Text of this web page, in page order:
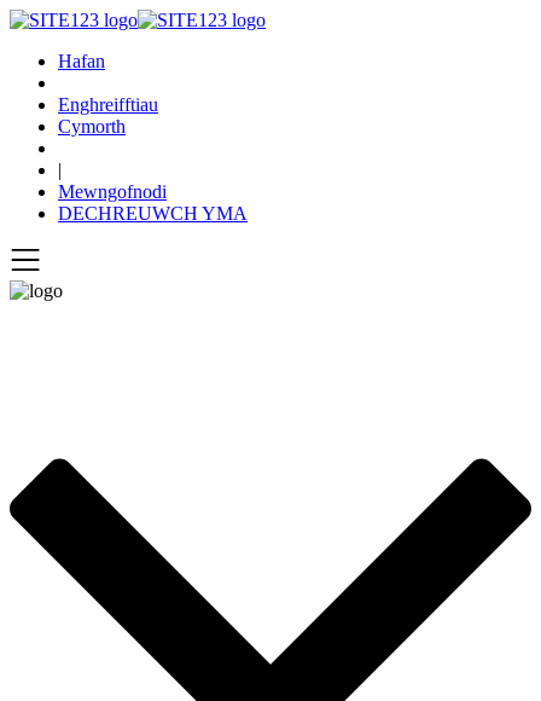
Hafan
Enghreifftiau
Cymorth
|
Mewngofnodi
DECHREUWCH YMA